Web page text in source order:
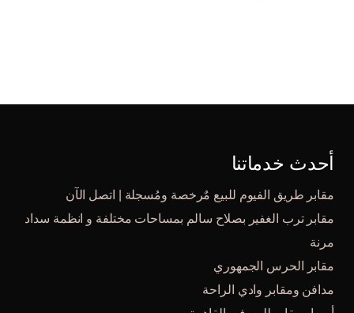
أحدث خدماتنا
مقابر طريق الفيوم للبيع مٌرخصة ومُسجلة | اتصل الآن
مقابر ترب الغفير بصلاح سالم بمساحات مختلفة و انظمة سداد
مرنة
مقابر الحرس الجمهوري
مدافن ومقابر وادي الراحة